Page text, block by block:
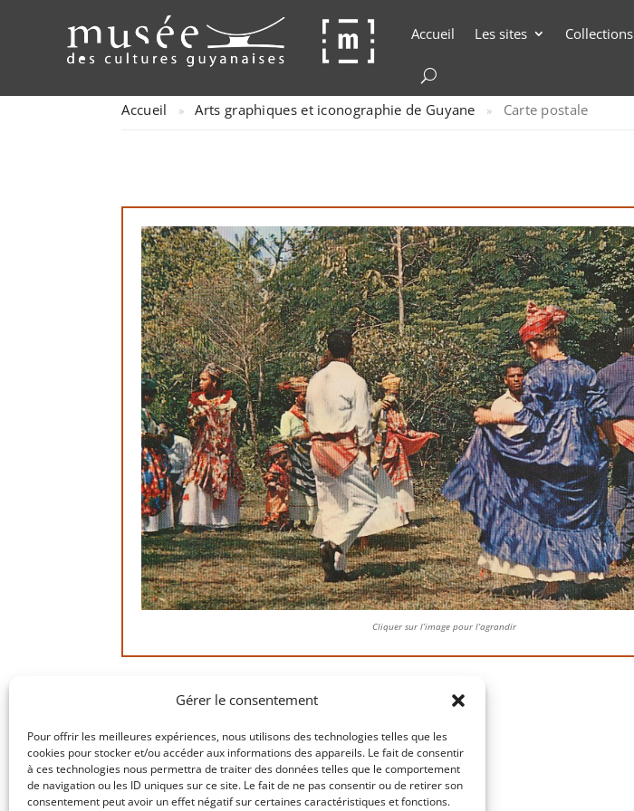
Gérer le consentement
Pour offrir les meilleures expériences, nous utilisons des technologies telles que les
cookies pour stocker et/ou accéder aux informations des appareils. Le fait de consentir
à ces technologies nous permettra de traiter des données telles que le comportement
de navigation ou les ID uniques sur ce site. Le fait de ne pas consentir ou de retirer son
consentement peut avoir un effet négatif sur certaines caractéristiques et fonctions.
Accueil Les sites Collections
Accueil » Arts graphiques et iconographie de Guyane » Carte postale
Cliquer sur l’image pour l’agrandir